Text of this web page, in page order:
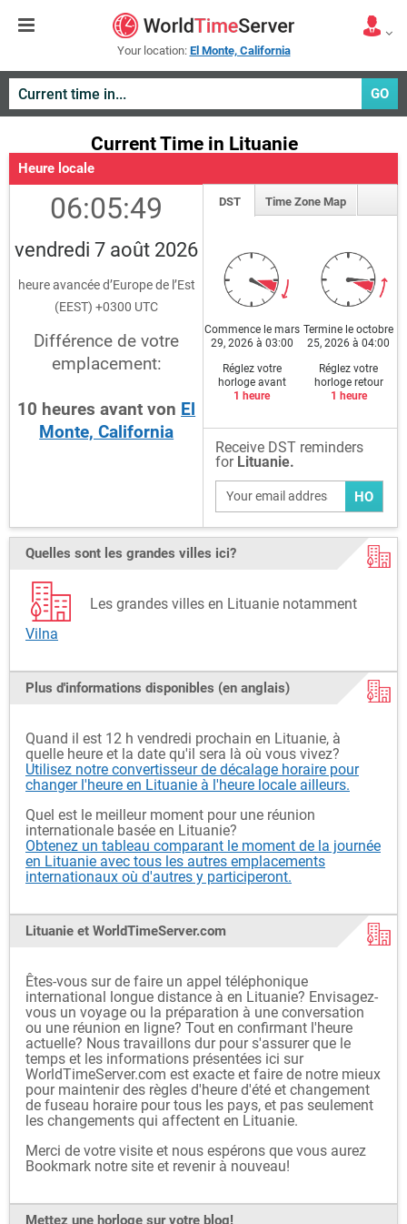
Your location: El Monte, California
GO
Current Time in Lituanie
Heure locale
06:05:49
vendredi 7 août 2026
heure avancée d’Europe de l’Est
(EEST) +0300 UTC
Différence de votre
emplacement:
10 heures avant von El
Monte, California
DST Time Zone Map
Commence le mars
29, 2026 à 03:00
Réglez votre
horloge avant
1 heure
Termine le octobre
25, 2026 à 04:00
Réglez votre
horloge retour
1 heure
Receive DST reminders
for Lituanie.
HO
Quelles sont les grandes villes ici?
Les grandes villes en Lituanie notamment
Vilna
Plus d'informations disponibles (en anglais)
Quand il est 12 h vendredi prochain en Lituanie, à
quelle heure et la date qu'il sera là où vous vivez?
Utilisez notre convertisseur de décalage horaire pour
changer l'heure en Lituanie à l'heure locale ailleurs.
Quel est le meilleur moment pour une réunion
internationale basée en Lituanie?
Obtenez un tableau comparant le moment de la journée
en Lituanie avec tous les autres emplacements
internationaux où d'autres y participeront.
Lituanie et WorldTimeServer.com
Êtes-vous sur de faire un appel téléphonique
international longue distance à en Lituanie? Envisagez-
vous un voyage ou la préparation à une conversation
ou une réunion en ligne? Tout en confirmant l'heure
actuelle? Nous travaillons dur pour s'assurer que le
temps et les informations présentées ici sur
WorldTimeServer.com est exacte et faire de notre mieux
pour maintenir des règles d'heure d'été et changement
de fuseau horaire pour tous les pays, et pas seulement
les changements qui affectent en Lituanie.
Merci de votre visite et nous espérons que vous aurez
Bookmark notre site et revenir à nouveau!
Mettez une horloge sur votre blog!